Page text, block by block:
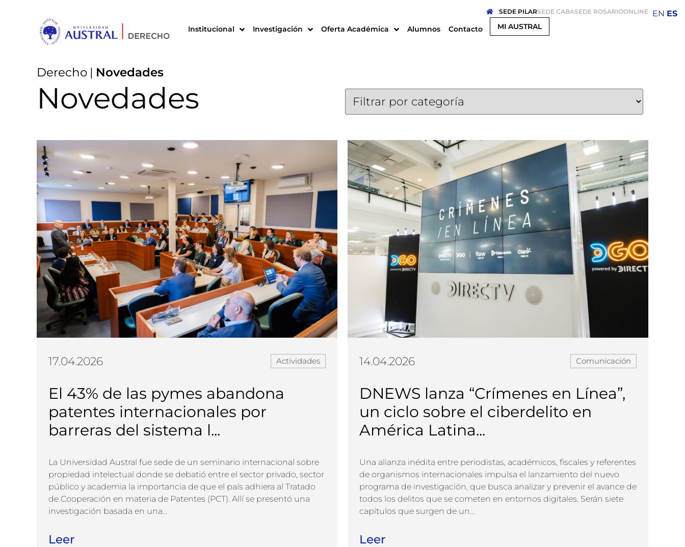
SEDE PILARSEDE CABASEDE ROSARIOONLINE
Institucional Investigación Oferta Académica Alumnos Contacto MI AUSTRAL
Derecho | Novedades
Novedades
17.04.2026 Actividades
El 43% de las pymes abandona
patentes internacionales por
barreras del sistema l...
La Universidad Austral fue sede de un seminario internacional sobre
propiedad intelectual donde se debatió entre el sector privado, sector
público y academia la importancia de que el país adhiera al Tratado
de Cooperación en materia de Patentes (PCT). Allí se presentó una
investigación basada en una...
Leer
14.04.2026 Comunicación
DNEWS lanza “Crímenes en Línea”,
un ciclo sobre el ciberdelito en
América Latina...
Una alianza inédita entre periodistas, académicos, fiscales y referentes
de organismos internacionales impulsa el lanzamiento del nuevo
programa de investigación, que busca analizar y prevenir el avance de
todos los delitos que se cometen en entornos digitales. Serán siete
capítulos que surgen de un...
Leer
EN ES